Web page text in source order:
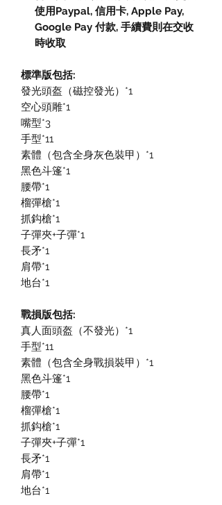
使用Paypal, 信用卡, Apple Pay,
Google Pay 付款, 手續費則在交收
時收取
標準版包括:
發光頭盔（磁控發光）*1
空心頭雕*1
嘴型*3
手型*11
素體（包含全身灰色裝甲）*1
黑色斗篷*1
腰帶*1
榴彈槍*1
抓鈎槍*1
子彈夾+子彈*1
長矛*1
肩帶*1
地台*1
戰損版包括:
真人面頭盔（不發光）*1
手型*11
素體（包含全身戰損裝甲）*1
黑色斗篷*1
腰帶*1
榴彈槍*1
抓鈎槍*1
子彈夾+子彈*1
長矛*1
肩帶*1
地台*1